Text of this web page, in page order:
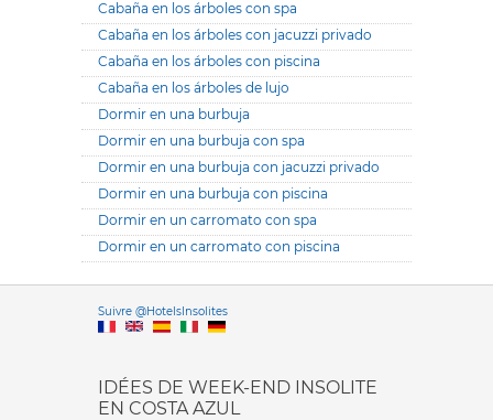
Cabaña en los árboles con spa
Cabaña en los árboles con jacuzzi privado
Cabaña en los árboles con piscina
Cabaña en los árboles de lujo
Dormir en una burbuja
Dormir en una burbuja con spa
Dormir en una burbuja con jacuzzi privado
Dormir en una burbuja con piscina
Dormir en un carromato con spa
Dormir en un carromato con piscina
Suivre @HotelsInsolitesVersione
IDÉES DE WEEK-END INSOLITE
EN COSTA AZUL